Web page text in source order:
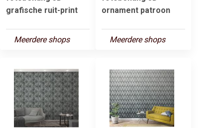
grafische ruit-print
Meerdere shops
ornament patroon
Meerdere shops